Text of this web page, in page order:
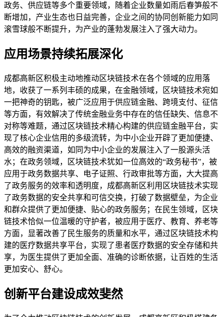
政务、供应链等多个重要领域，随着企业数量如雨后春笋般不
断增加，产业生态也日益完善，企业之间的协同创新能力如同
滚雪球般不断提升，为产业的蓬勃发展注入了强大动力。
应用场景持续拓展深化
成都高新区积极主动地推动区块链技术在各个领域的应用落
地，收获了一系列丰硕的成果，在金融领域，区块链技术宛如
一把神奇的钥匙，被广泛应用于供应链金融、跨境支付、征信
等方面，有效解决了传统金融业务中存在的信任缺失、信息不
对称等难题，通过区块链技术精心构建的供应链金融平台，实
现了核心企业信用的多级流转，为中小企业开辟了更加便捷、
高效的融资渠道，如同为中小企业的发展注入了一股源头活
水；在政务领域，区块链技术犹如一位高效的“政务秘书”，被
应用于政务数据共享、电子证照、行政审批等方面，大大提高
了政务服务的效率和透明度，成都高新区利用区块链技术实现
了政务数据的安全共享和可信交换，打破了数据壁垒，为企业
和群众提供了更加便捷、贴心的政务服务；在民生领域，区块
链技术恰似一位温暖的守护者，被应用于医疗、教育、养老等
方面，显著改善了民生服务的质量和水平，通过区块链技术构
建的医疗数据共享平台，实现了患者医疗数据的安全存储和共
享，为医生提供了更加全面、准确的诊断依据，让百姓的生活
更加安心、舒心。
创新平台建设成效斐然